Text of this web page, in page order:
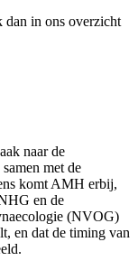
in ons overzicht
naar de
met de
komt AMH erbij,
en de
(NVOG)
en dat de timing van